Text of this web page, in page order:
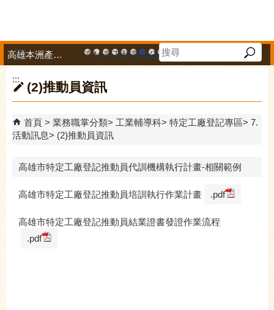
高雄市政府中小企業升級輔導網站
MEGABAY大港創艦
高雄金融科技創新園區
工廠登記線上申辦系統
和發產業園區
高雄工業資訊平台
高雄本洲產業園區服務中心
公司、商業登記主題網
高雄市友善商家
高雄市政府經濟發展局-
工業管線防災教育資
高雄市綠能管理資
高雄市綠能管理
高雄淨零商轉
高雄招商網
高雄會展網
專刊『
雄心
「我
高雄本洲產業園區服務中心
:::
(2)推動員資訊
首頁 業務職掌分類 工業輔導科 特定工廠登記專區
7.
活動訊息
(2)推動員資訊
高雄市特定工廠登記推動員代訓機構執行計畫-相關範例
高雄市特定工廠登記推動員培訓執行作業計畫 .pdf
高雄市特定工廠登記推動員結業證書發證作業流程
.pdf